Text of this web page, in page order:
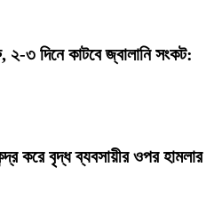
৩ দিনে কাটবে জ্বালানি সংকট:
করে বৃদ্ধ ব্যবসায়ীর ওপর হামলার